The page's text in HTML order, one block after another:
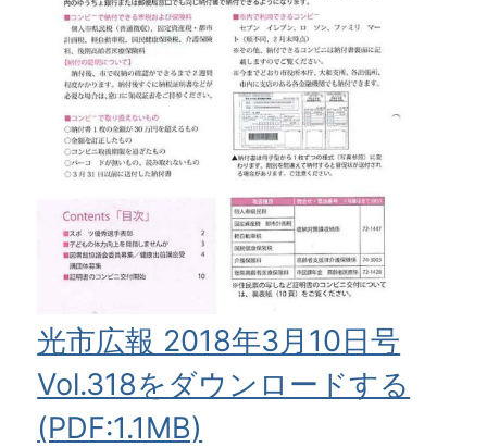
光市広報 2018年3月10日号
Vol.318をダウンロードする
(PDF:1.1MB)